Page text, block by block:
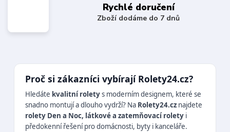
Rychlé doručení
Zboží dodáme do 7 dnů
Proč si zákazníci vybírají Rolety24.cz?
Hledáte kvalitní roletys moderním designem, které se
snadno montují a dlouho vydrží? Na Rolety24.cz najdete
rolety Den a Noc, látkové a zatemňovací rolety i
předokenní řešení pro domácnosti, byty i kanceláře.